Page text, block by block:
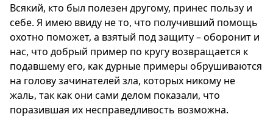
Всякий, кто был полезен другому, принес пользу и
себе. Я имею ввиду не то, что получивший помощь
охотно поможет, а взятый под защиту – оборонит и
нас, что добрый пример по кругу возвращается к
подавшему его, как дурные примеры обрушиваются
на голову зачинателей зла, которых никому не
жаль, так как они сами делом показали, что
поразившая их несправедливость возможна.